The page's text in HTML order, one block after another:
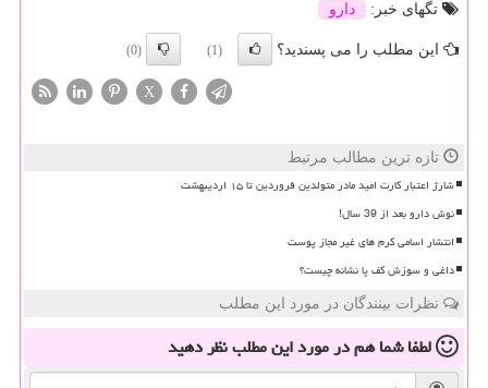
تگهای خبر:
دارو
این مطلب را می پسندید؟ (1)
(0)
X
تازه ترین مطالب مرتبط
شارژ اعتبار کارت امید مادر متولدین فروردین تا ۱۵ اردیبهشت
نوش دارو بعد از 39 سال!
انتشار اسامی کرم های غیر مجاز پوست
داغی و سوزش کف پا نشانه چیست؟
نظرات بینندگان در مورد این مطلب
لطفا شما همدر مورد این مطلبنظر دهید